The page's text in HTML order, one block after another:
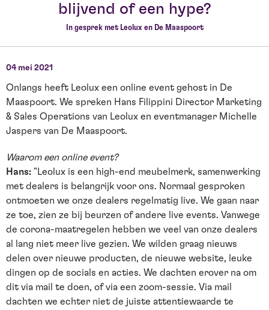
blijvend of een hype?
In gesprek met Leolux en De Maaspoort
04 mei 2021
Onlangs heeft Leolux een online event gehost in De
Maaspoort. We spreken Hans Filippini Director Marketing
& Sales Operations van Leolux en eventmanager Michelle
Jaspers van De Maaspoort.
Waarom een online event?
Hans: "Leolux is een high-end meubelmerk, samenwerking
met dealers is belangrijk voor ons. Normaal gesproken
ontmoeten we onze dealers regelmatig live. We gaan naar
ze toe, zien ze bij beurzen of andere live events. Vanwege
de corona-maatregelen hebben we veel van onze dealers
al lang niet meer live gezien. We wilden graag nieuws
delen over nieuwe producten, de nieuwe website, leuke
dingen op de socials en acties. We dachten erover na om
dit via mail te doen, of via een zoom-sessie. Via mail
dachten we echter niet de juiste attentiewaarde te